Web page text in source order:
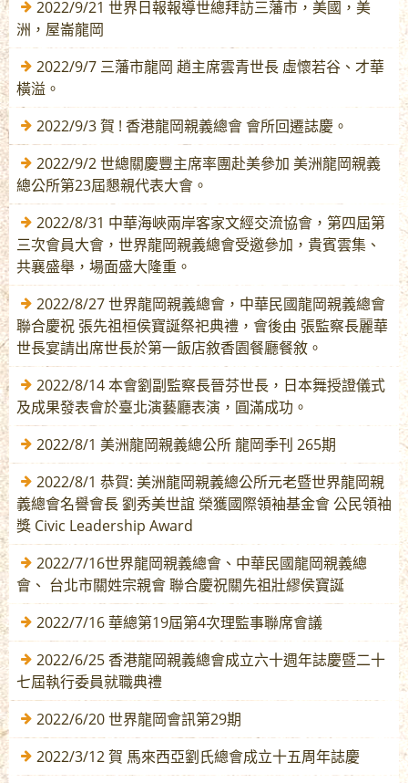
2022/9/21 世界日報報導世總拜訪三藩市，美國，美
洲，屋崙龍岡
2022/9/7 三藩市龍岡 趙主席雲青世長 虛懷若谷、才華
橫溢。
2022/9/3 賀 ! 香港龍岡親義總會 會所回遷誌慶。
2022/9/2 世總關慶豐主席率團赴美參加 美洲龍岡親義
總公所第23屆懇親代表大會。
2022/8/31 中華海峽兩岸客家文經交流協會，第四屆第
三次會員大會，世界龍岡親義總會受邀參加，貴賓雲集、
共襄盛舉，場面盛大隆重。
2022/8/27 世界龍岡親義總會，中華民國龍岡親義總會
聯合慶祝 張先祖桓侯寶誕祭祀典禮，會後由 張監察長麗華
世長宴請出席世長於第一飯店敘香園餐廳餐敘。
2022/8/14 本會劉副監察長晉芬世長，日本舞授證儀式
及成果發表會於臺北演藝廳表演，圓滿成功。
2022/8/1 美洲龍岡親義總公所 龍岡季刊 265期
2022/8/1 恭賀: 美洲龍岡親義總公所元老暨世界龍岡親
義總會名譽會長 劉秀美世誼 榮獲國際領袖基金會 公民領袖
獎 Civic Leadership Award
2022/7/16世界龍岡親義總會、中華民國龍岡親義總
會、 台北市關姓宗親會 聯合慶祝關先祖壯繆侯寶誕
2022/7/16 華總第19屆第4次理監事聯席會議
2022/6/25 香港龍岡親義總會成立六十週年誌慶暨二十
七屆執行委員就職典禮
2022/6/20 世界龍岡會訊第29期
2022/3/12 賀 馬來西亞劉氏總會成立十五周年誌慶